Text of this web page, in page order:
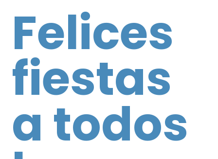
Felices
fiestas
a todos